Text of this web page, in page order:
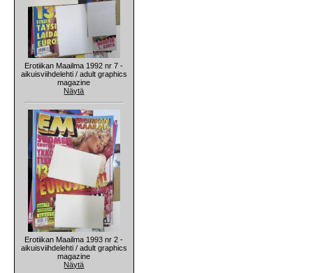
Erotiikan Maailma 1992 nr 7 -
aikuisviihdelehti / adult graphics
magazine
Näytä
Erotiikan Maailma 1993 nr 2 -
aikuisviihdelehti / adult graphics
magazine
Näytä